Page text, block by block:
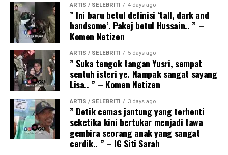
ARTIS / SELEBRITI 4 days ago
” Ini baru betul definisi ‘tall, dark and
handsome’. Pakej betul Hussain.. ” –
Komen Netizen
ARTIS / SELEBRITI 5 days ago
” Suka tengok tangan Yusri, sempat
sentuh isteri ye. Nampak sangat sayang
Lisa.. ” – Komen Netizen
ARTIS / SELEBRITI 3 days ago
” Detik cemas jantung yang terhenti
seketika kini bertukar menjadi tawa
gembira seorang anak yang sangat
cerdik.. ” – IG Siti Sarah